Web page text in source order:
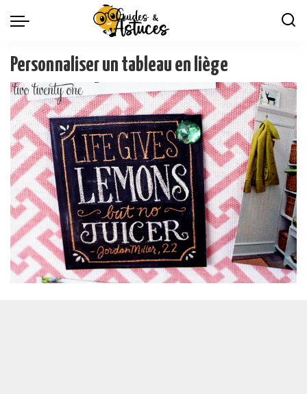
Personnaliser un tableau en liège